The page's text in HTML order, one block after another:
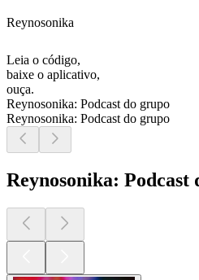
Reynosonika
Leia o código,
baixe o aplicativo,
ouça.
Reynosonika: Podcast do grupo
Reynosonika: Podcast do grupo
Reynosonika: Podcast